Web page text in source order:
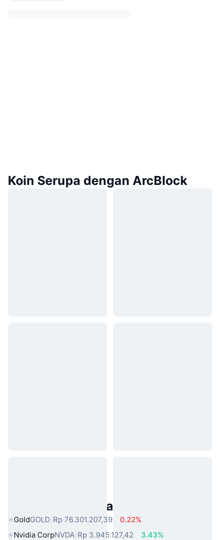
Koin Serupa dengan ArcBlock
Aset Dunia Nyata Populer
GoldGOLD Rp 76.301.207,39
0.22%
Nvidia CorpNVDA Rp 3.945.127,42
3.43%